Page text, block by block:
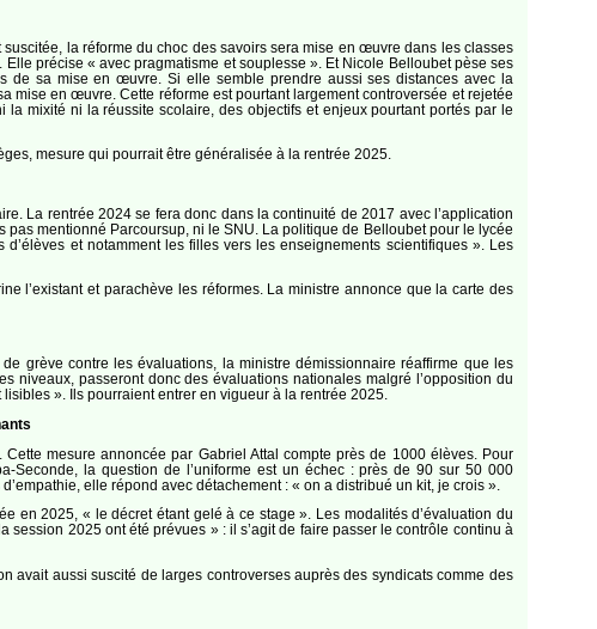
la réforme du choc des savoirs sera mise en œuvre dans les classes
précise « avec pragmatisme et souplesse ». Et Nicole Belloubet pèse ses
de sa mise en œuvre. Si elle semble prendre aussi ses distances avec la
mise en œuvre. Cette réforme est pourtant largement controversée et rejetée
mixité ni la réussite scolaire, des objectifs et enjeux pourtant portés par le
mesure qui pourrait être généralisée à la rentrée 2025.
La rentrée 2024 se fera donc dans la continuité de 2017 avec l’application
pas mentionné Parcoursup, ni le SNU. La politique de Belloubet pour le lycée
et notamment les filles vers les enseignements scientifiques ». Les
l’existant et parachève les réformes. La ministre annonce que la carte des
grève contre les évaluations, la ministre démissionnaire réaffirme que les
niveaux, passeront donc des évaluations nationales malgré l’opposition du
». Ils pourraient entrer en vigueur à la rentrée 2025.
mesure annoncée par Gabriel Attal compte près de 1000 élèves. Pour
Seconde, la question de l’uniforme est un échec : près de 90 sur 50 000
elle répond avec détachement : « on a distribué un kit, je crois ».
en 2025, « le décret étant gelé à ce stage ». Les modalités d’évaluation du
2025 ont été prévues » : il s’agit de faire passer le contrôle continu à
avait aussi suscité de larges controverses auprès des syndicats comme des